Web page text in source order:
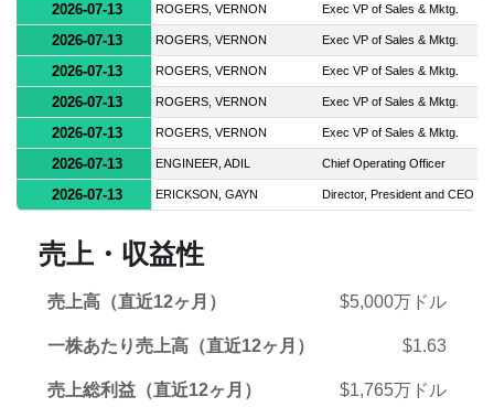
2026-07-13 ROGERS, VERNON Exec VP of Sales & Mktg.
2026-07-13 ROGERS, VERNON Exec VP of Sales & Mktg.
2026-07-13 ROGERS, VERNON Exec VP of Sales & Mktg.
2026-07-13 ROGERS, VERNON Exec VP of Sales & Mktg.
2026-07-13 ROGERS, VERNON Exec VP of Sales & Mktg.
2026-07-13 ENGINEER, ADIL Chief Operating Officer
2026-07-13 ERICKSON, GAYN Director, President and CEO
売上・収益性
売上高（直近12ヶ月） $5,000万ドル
一株あたり売上高（直近12ヶ月） $1.63
売上総利益（直近12ヶ月） $1,765万ドル